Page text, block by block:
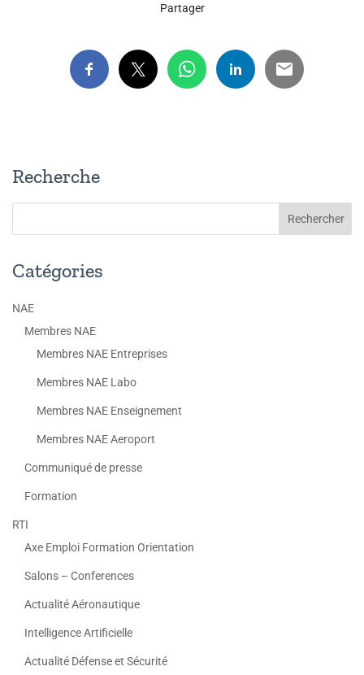
Partager
Recherche
Catégories
NAE
Membres NAE
Membres NAE Entreprises
Membres NAE Labo
Membres NAE Enseignement
Membres NAE Aeroport
Communiqué de presse
Formation
RTI
Axe Emploi Formation Orientation
Salons – Conferences
Actualité Aéronautique
Intelligence Artificielle
Actualité Défense et Sécurité